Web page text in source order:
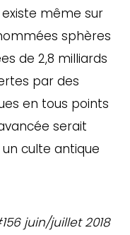
existe même sur
sphères
de 2,8 milliards
par des
en tous points
serait
un culte antique
juin/juillet 2018